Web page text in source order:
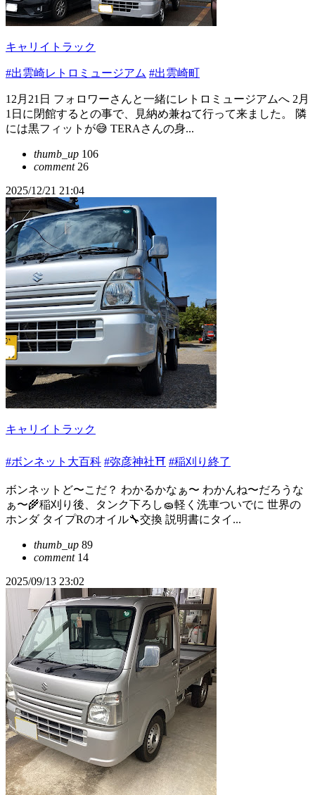
キャリイトラック
#出雲崎レトロミュージアム #出雲崎町
12月21日 フォロワーさんと一緒にレトロミュージアムへ 2月
1日に閉館するとの事で、見納め兼ねて行って来ました。 隣
には黒フィットが😅 TERAさんの身...
thumb_up 106
comment26
2025/12/21 21:04
キャリイトラック
#ボンネット大百科 #弥彦神社⛩ #稲刈り終了
ボンネットど〜こだ？ わかるかなぁ〜 わかんね〜だろうな
ぁ〜🌾稲刈り後、タンク下ろし🧽軽く洗車ついでに 世界の
ホンダ タイプRのオイル🔧交換 説明書にタイ...
thumb_up 89
comment14
2025/09/13 23:02